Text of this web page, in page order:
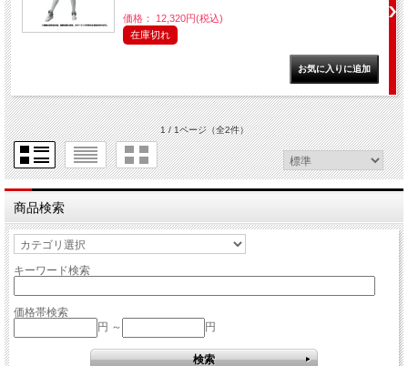
価格： 12,320円(税込)
在庫切れ
1 / 1ページ（全2件）
商品検索
キーワード検索
価格帯検索
円 ～
円